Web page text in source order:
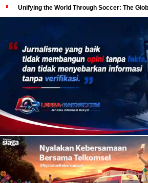
Unifying the World Through Soccer: The